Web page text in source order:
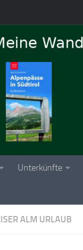
Unterkünfte
ALM URLAUB